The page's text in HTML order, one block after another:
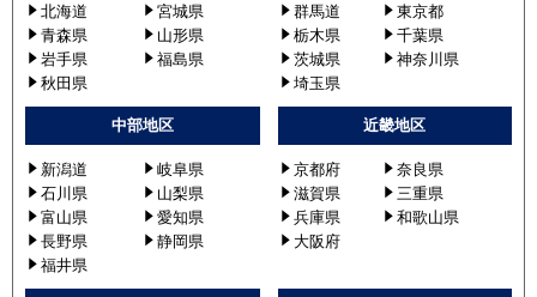
北海道
宮城県
青森県
山形県
岩手県
福島県
秋田県
群馬道
東京都
栃木県
千葉県
茨城県
神奈川県
埼玉県
中部地区
新潟道
岐阜県
石川県
山梨県
富山県
愛知県
長野県
静岡県
福井県
近畿地区
京都府
奈良県
滋賀県
三重県
兵庫県
和歌山県
大阪府